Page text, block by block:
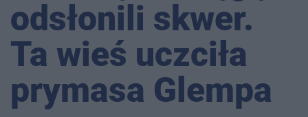
odsłonili skwer.
Ta wieś uczciła
prymasa Glempa